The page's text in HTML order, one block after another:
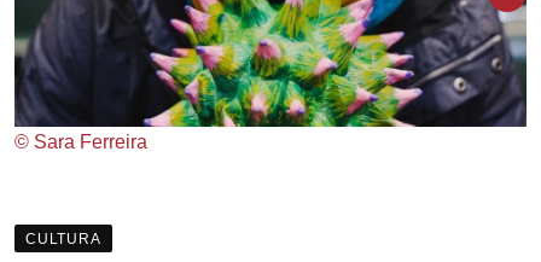
© Sara Ferreira
CULTURA